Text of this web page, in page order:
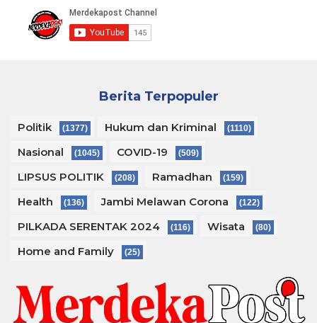
Berita Terpopuler
Politik (1377) Hukum dan Kriminal (1110)
Nasional (1045) COVID-19 (509)
LIPSUS POLITIK (208) Ramadhan (159)
Health (136) Jambi Melawan Corona (122)
PILKADA SERENTAK 2024 (116) Wisata (80)
Home and Family (25)